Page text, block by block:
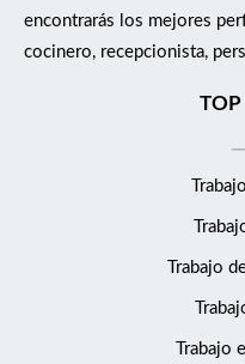
encontrarás los mejores
cocinero, recepcionista,
TOP
Trabajo
Trabajo